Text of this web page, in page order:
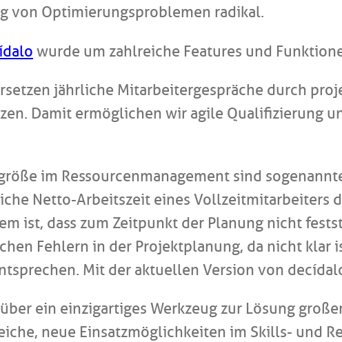
von Optimierungsproblemen radikal.
wurde um zahlreiche Features und
jährliche Mitarbeitergespräche durch
Damit ermöglichen wir agile Qualifizierung
im Ressourcenmanagement sind
Netto-Arbeitszeit eines Vollzeitmitarbeiters
ist, dass zum Zeitpunkt der Planung nicht
Fehlern in der Projektplanung, da nicht
Mit der aktuellen Version von
ein einzigartiges Werkzeug zur Lösung
neue Einsatzmöglichkeiten im Skills- und